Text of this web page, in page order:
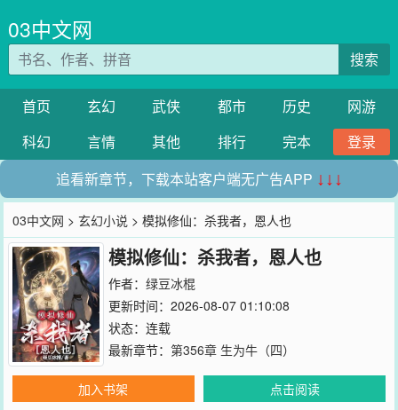
03中文网
搜索
首页 玄幻 武侠 都市 历史
网游
科幻
言情 其他 排行 完本
登录
追看新章节，下载本站客户端无广告APP ↓↓↓
03中文网 >玄幻小说 > 模拟修仙：杀我者，恩人也
模拟修仙：杀我者，恩人也
作者： 绿豆冰棍
更新时间：2026-08-07 01:10:08
状态：连载
最新章节： 第356章 生为牛（四）
加入书架
点击阅读